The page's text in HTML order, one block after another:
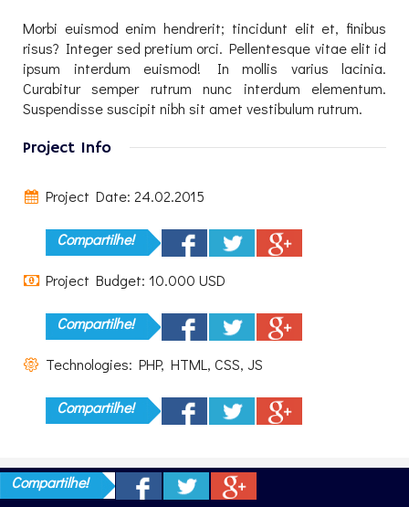
Morbi euismod enim hendrerit; tincidunt elit et, finibus
risus? Integer sed pretium orci. Pellentesque vitae elit id
ipsum interdum euismod! In mollis varius lacinia.
Curabitur semper rutrum nunc interdum elementum.
Suspendisse suscipit nibh sit amet vestibulum rutrum.
Project Info
Project Date: 24.02.2015
Compartilhe!
Project Budget: 10.000 USD
Compartilhe!
Technologies: PHP, HTML, CSS, JS
Compartilhe!
Compartilhe!